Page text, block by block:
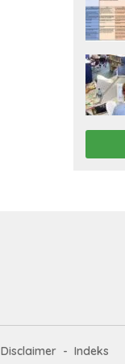
Disclaimer Indeks